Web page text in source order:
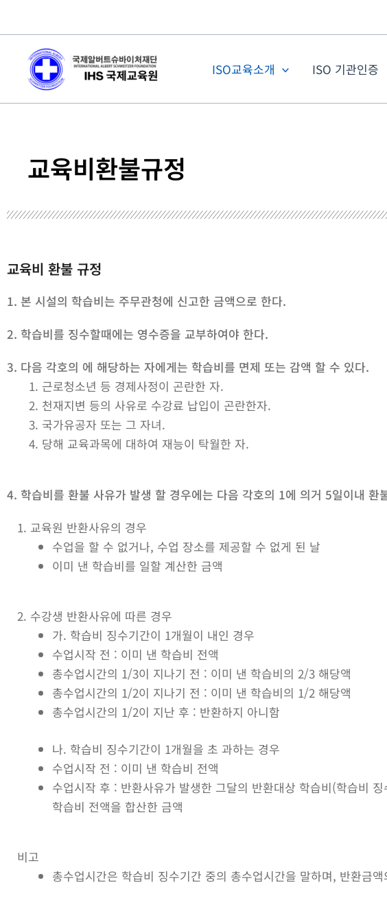
너
ISO교육소개 ISO 기관인증
교육비환불규정
교육비 환불 규정
1. 본 시설의 학습비는 주무관청에 신고한 금액으로 한다.
2. 학습비를 징수할때에는 영수증을 교부하여야 한다.
3. 다음 각호의 에 해당하는 자에게는 학습비를 면제 또는 감액 할 수 있다.
근로청소년 등 경제사정이 곤란한 자.
천재지변 등의 사유로 수강료 납입이 곤란한자.
국가유공자 또는 그 자녀.
당해 교육과목에 대하여 재능이 탁월한 자.
4. 학습비를 환불 사유가 발생 할 경우에는 다음 각호의 1에 의거 5일이내 환
1. 교육원 반환사유의 경우
수업을 할 수 없거나, 수업 장소를 제공할 수 없게 된 날
이미 낸 학습비를 일할 계산한 금액
2. 수강생 반환사유에 따른 경우
가. 학습비 징수기간이 1개월이 내인 경우
수업시작 전 : 이미 낸 학습비 전액
총수업시간의 1/3이 지나기 전 : 이미 낸 학습비의 2/3 해당액
총수업시간의 1/2이 지나기 전 : 이미 낸 학습비의 1/2 해당액
총수업시간의 1/2이 지난 후 : 반환하지 아니함
나. 학습비 징수기간이 1개월을 초 과하는 경우
수업시작 전 : 이미 낸 학습비 전액
수업시작 후 : 반환사유가 발생한 그달의 반환대상 학습비(학습비
학습비 전액을 합산한 금액
비고
총수업시간은 학습비 징수기간 중의 총수업시간을 말하며, 반환금